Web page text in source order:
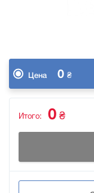
Цена 0 ₴
Итого: 0 ₴